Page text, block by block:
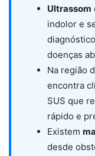
Ultrassom
indolor e
doenças
Na região
encontra
SUS que
rápido e
Existem
desde